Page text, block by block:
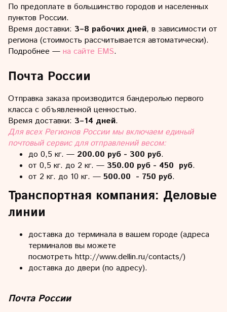
По предоплате в большинство городов и населенных
пунктов России.
Время доставки: 3–8 рабочих дней, в зависимости от
региона (стоимость рассчитывается автоматически).
Подробнее — на сайте EMS.
Почта России
Отправка заказа производится бандеролью первого
класса с объявленной ценностью.
Время доставки: 3–14 дней.
Для всех Регионов России мы включаем единый
почтовый сервис для отправлений весом:
до 0,5 кг. — 200.00 руб - 300 руб.
от 0,5 кг. до 2 кг. — 350.00 руб - 450 руб.
от 2 кг. до 10 кг. — 500.00 - 750 руб.
Транспортная компания: Деловые
линии
доставка до терминала в вашем городе (адреса
терминалов вы можете
посмотреть http://www.dellin.ru/contacts/)
доставка до двери (по адресу).
Почта России